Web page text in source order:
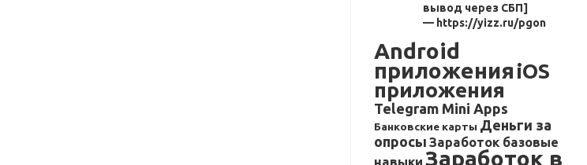
вывод через СБП]
— https://yizz.ru/pgon
Android
приложения iOS
приложения
Telegram Mini Apps
Банковские карты Деньги за
опросы Заработок базовые
навыки Заработок в